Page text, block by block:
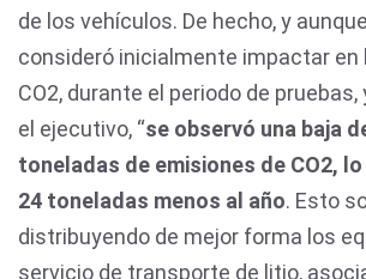
de los vehículos. De hecho, y
consideró inicialmente impactar en
CO2, durante el periodo de
el ejecutivo, “se observó una baja
toneladas de emisiones de CO2,
24 toneladas menos al año. Esto
distribuyendo de mejor forma los
servicio de transporte de litio,